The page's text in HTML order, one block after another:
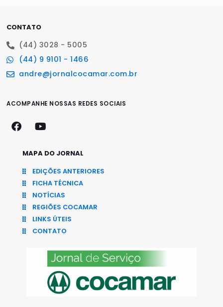
CONTATO
(44) 3028 - 5005
(44) 9 9101 - 1466
andre@jornalcocamar.com.br
ACOMPANHE NOSSAS REDES SOCIAIS
MAPA DO JORNAL
EDIÇÕES ANTERIORES
FICHA TÉCNICA
NOTÍCIAS
REGIÕES COCAMAR
LINKS ÚTEIS
CONTATO